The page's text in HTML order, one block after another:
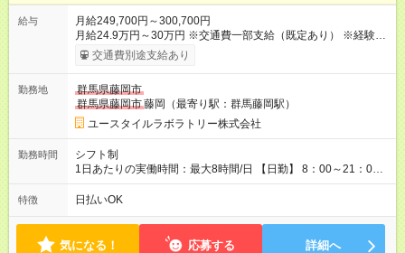
給与
月給249,700円～300,700円
月給24.9万円～30万円 ※交通費一部支給（既定あり） ※経験・
能力を考慮して決定します 【入社後のモデル月収（無資格・未
経験入社の場合）】 ［入社］ 無資格・未経験／月収21.1万円
年半］ ジュニアMGR／月収31.6万円 ［入社2年半］ マネー
ジャー／月収36万円以上 ※経験・能力等を考慮。 【試用期間】
試用期間あり 試用期間の長さ：2ヶ月 ※ 雇用形態と給与に、本
採用時と異なる部分があります。 雇用形態：本採用時と同じで
す。 給与：月給 211,700円 ～ 300,700円
交通費別途支給あり
勤務地
群馬県藤岡市
群馬県藤岡市藤岡（最寄り駅：群馬藤岡駅）
ユースタイルラボラトリー株式会社
勤務時間
シフト制
1日あたりの実働時間：最大8時間/日 【日勤】 8：00～21：00
＊＊ 勤務時間例 ＊＊ ■8時から17時 ■9時から18時 ■10時か
ら19時 など ※上記の時間内で8時間勤務（休憩1時間）ご利用
（希望休あり）
特徴 日払いOK
気になる！ 応募する 詳細へ